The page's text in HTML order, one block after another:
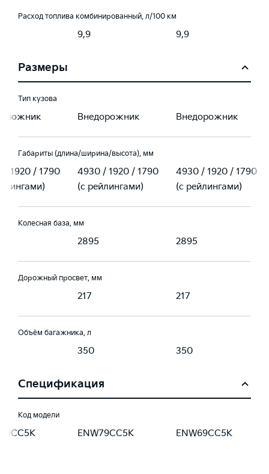
Расход топлива комбинированный, л/100 км
9,9 9,9
Размеры
Тип кузова
Внедорожник Внедорожник
Габариты (длина/ширина/высота), мм
/ 1920 / 1790
4930 / 1920 / 1790
(с рейлингами)
4930 / 1920 / 1790
(с рейлингами)
Колесная база, мм
2895 2895
Дорожный просвет, мм
217 217
Объём багажника, л
350 350
Спецификация
Код модели
ENW79CC5K ENW69CC5K